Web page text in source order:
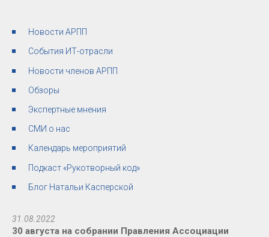
Новости АРПП
События ИТ-отрасли
Новости членов АРПП
Обзоры
Экспертные мнения
СМИ о нас
Календарь мероприятий
Подкаст «Рукотворный код»
Блог Натальи Касперской
31.08.2022
30 августа на собрании Правления Ассоциации